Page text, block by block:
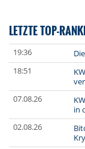
LETZTE TOP-
19:36
18:51
07.08.26
in
02.08.26